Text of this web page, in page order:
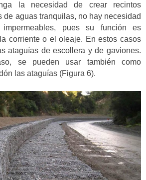
la necesidad de crear recintos
de aguas tranquilas, no hay necesidad
pues su función es
corriente o el oleaje. En estos casos
ataguías de escollera y de gaviones.
se pueden usar también como
las ataguías (Figura 6).